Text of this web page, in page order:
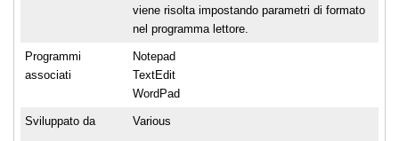
viene risolta impostando parametri di formato
nel programma lettore.
Programmi
associati
Notepad
TextEdit
WordPad
Sviluppato da Various